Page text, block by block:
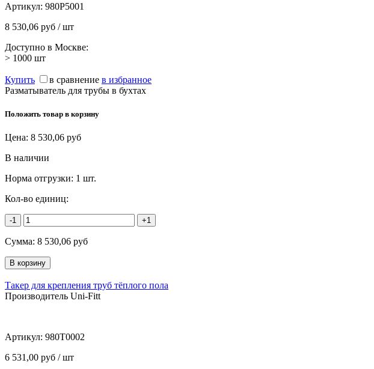
Артикул: 980P5001
8 530,06 руб / шт
Доступно в Москве:
> 1000 шт
Купить в сравнение в избранное
Разматыватель для трубы в бухтах
Положить товар в корзину
Цена: 8 530,06 руб
В наличии
Норма отгрузки: 1 шт.
Кол-во единиц:
-1 +1
Сумма: 8 530,06 руб
Такер для крепления труб тёплого пола
Производитель Uni-Fitt
Артикул: 980T0002
6 531,00 руб / шт